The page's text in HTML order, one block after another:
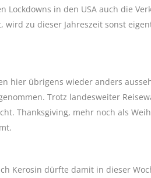
in den USA auch die
wird zu dieser Jahreszeit sonst
hier übrigens wieder anders
Trotz landesweiter
Thanksgiving, mehr noch als
Kerosin dürfte damit in dieser